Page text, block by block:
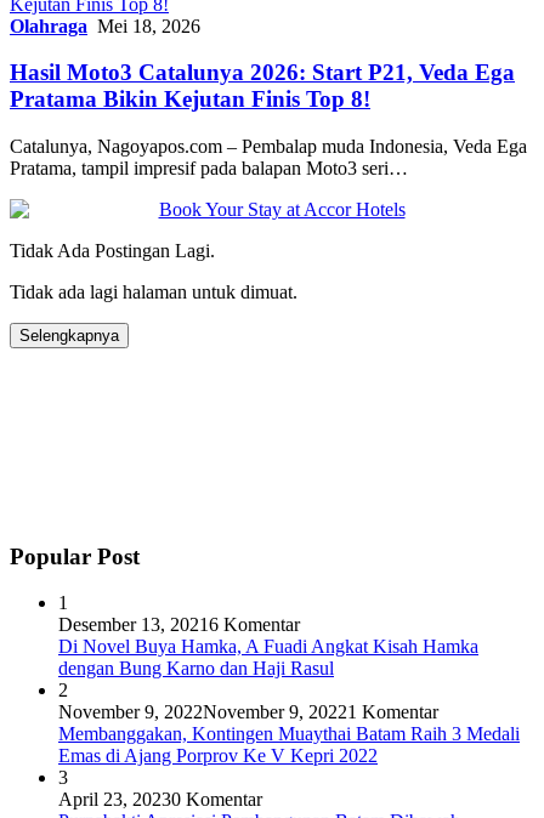
Olahraga Mei 18, 2026
Hasil Moto3 Catalunya 2026: Start P21, Veda Ega
Pratama Bikin Kejutan Finis Top 8!
Catalunya, Nagoyapos.com – Pembalap muda Indonesia, Veda Ega
Pratama, tampil impresif pada balapan Moto3 seri…
Tidak Ada Postingan Lagi.
Tidak ada lagi halaman untuk dimuat.
Selengkapnya
Popular Post
1
Desember 13, 20216 Komentar
Di Novel Buya Hamka, A Fuadi Angkat Kisah Hamka
dengan Bung Karno dan Haji Rasul
2
November 9, 2022November 9, 20221 Komentar
Membanggakan, Kontingen Muaythai Batam Raih 3 Medali
Emas di Ajang Porprov Ke V Kepri 2022
3
April 23, 20230 Komentar